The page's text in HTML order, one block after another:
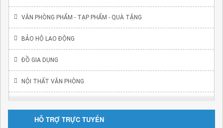
VĂN PHÒNG PHẨM - TẠP PHẨM - QUÀ TẶNG
BẢO HỘ LAO ĐỘNG
ĐỒ GIA DỤNG
NỘI THẤT VĂN PHÒNG
HỖ TRỢ TRỰC TUYẾN